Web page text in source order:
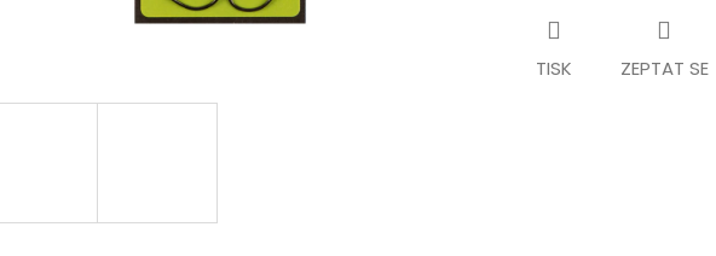
TISK ZEPTAT SE